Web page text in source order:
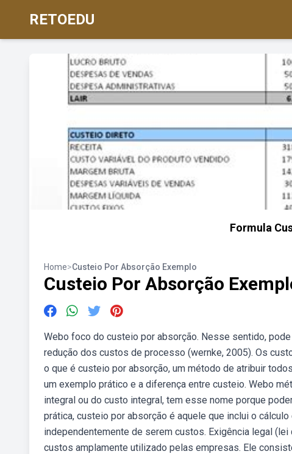
RETOEDU
Formula
Home>Custeio Por Absorção Exemplo
Custeio Por Absorção
Webo foco do custeio por absorção. Nesse sentido,
redução dos custos de processo (wernke, 2005). Os
o que é custeio por absorção, um método de atribuir
um exemplo prático e a diferença entre custeio. Webo
integral ou do custo integral, tem esse nome porque
prática, custeio por absorção é aquele que inclui o
independentemente de serem custos. Exigência legal
custos amplamente utilizado pelas empresas. Ele